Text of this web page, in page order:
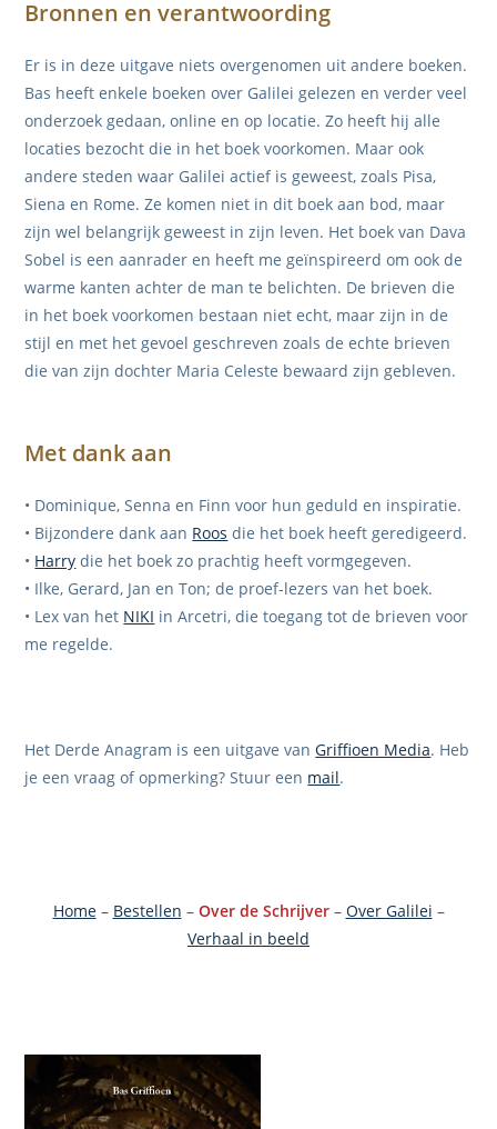
Bronnen en verantwoording
Er is in deze uitgave niets overgenomen uit andere boeken.
Bas heeft enkele boeken over Galilei gelezen en verder veel
onderzoek gedaan, online en op locatie. Zo heeft hij alle
locaties bezocht die in het boek voorkomen. Maar ook
andere steden waar Galilei actief is geweest, zoals Pisa,
Siena en Rome. Ze komen niet in dit boek aan bod, maar
zijn wel belangrijk geweest in zijn leven. Het boek van Dava
Sobel is een aanrader en heeft me geïnspireerd om ook de
warme kanten achter de man te belichten. De brieven die
in het boek voorkomen bestaan niet echt, maar zijn in de
stijl en met het gevoel geschreven zoals de echte brieven
die van zijn dochter Maria Celeste bewaard zijn gebleven.
Met dank aan
• Dominique, Senna en Finn voor hun geduld en inspiratie.
• Bijzondere dank aan Roos die het boek heeft geredigeerd.
• Harry die het boek zo prachtig heeft vormgegeven.
• Ilke, Gerard, Jan en Ton; de proef-lezers van het boek.
• Lex van het NIKI in Arcetri, die toegang tot de brieven voor
me regelde.
Het Derde Anagram is een uitgave vanGriffioen Media. Heb
je een vraag of opmerking? Stuur een mail.
Home– Bestellen – Over de Schrijver– Over Galilei –
Verhaal in beeld